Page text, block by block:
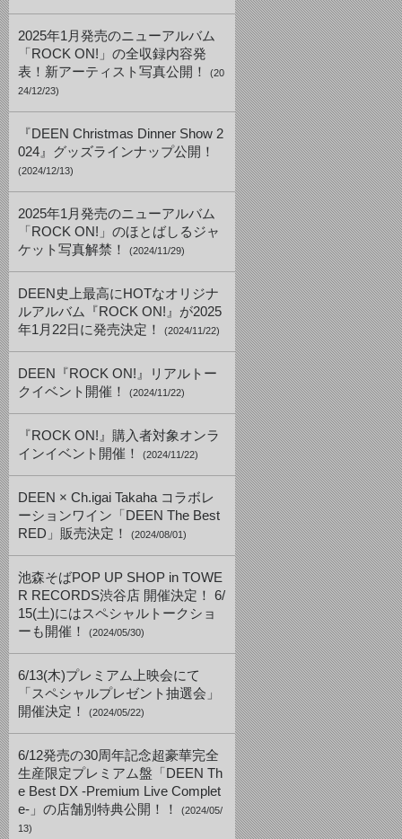
2025年1月発売のニューアルバム
「ROCK ON!」の全収録内容発
表！新アーティスト写真公開！
(20
24/12/23)
『DEEN Christmas Dinner Show 2
024』グッズラインナップ公開！
(2024/12/13)
2025年1月発売のニューアルバム
「ROCK ON!」のほとばしるジャ
ケット写真解禁！
(2024/11/29)
DEEN史上最高にHOTなオリジナ
ルアルバム『ROCK ON!』が2025
年1月22日に発売決定！
(2024/11/22)
DEEN『ROCK ON!』リアルトー
クイベント開催！
(2024/11/22)
『ROCK ON!』購入者対象オンラ
インイベント開催！
(2024/11/22)
DEEN × Ch.igai Takaha コラボレ
ーションワイン「DEEN The Best
RED」販売決定！
(2024/08/01)
池森そばPOP UP SHOP in TOWE
R RECORDS渋谷店 開催決定！ 6/
15(土)にはスペシャルトークショ
ーも開催！
(2024/05/30)
6/13(木)プレミアム上映会にて
「スペシャルプレゼント抽選会」
開催決定！
(2024/05/22)
6/12発売の30周年記念超豪華完全
生産限定プレミアム盤「DEEN Th
e Best DX -Premium Live Complet
e-」の店舗別特典公開！！
(2024/05/
13)